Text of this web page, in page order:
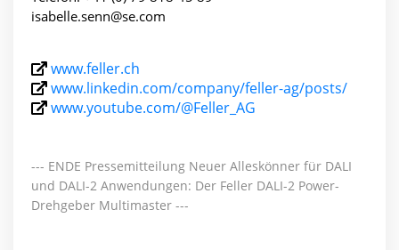
isabelle.senn@se.com
www.feller.ch
www.linkedin.com/company/feller-ag/posts/
www.youtube.com/@Feller_AG
--- ENDE Pressemitteilung Neuer Alleskönner für DALI
und DALI-2 Anwendungen: Der Feller DALI-2 Power-
Drehgeber Multimaster ---